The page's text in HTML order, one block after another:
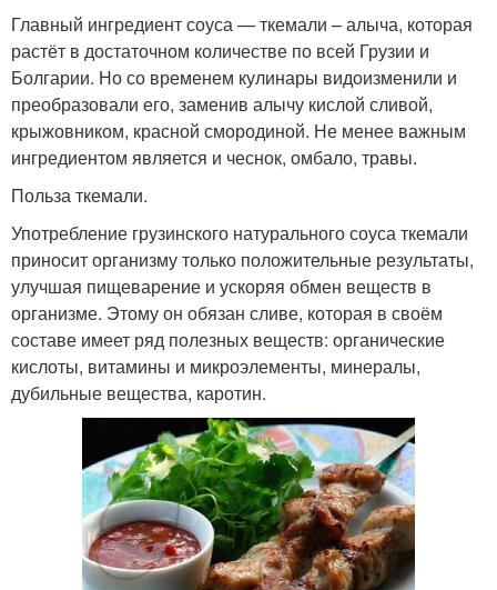
Главный ингредиент соуса — ткемали – алыча, которая
растёт в достаточном количестве по всей Грузии и
Болгарии. Но со временем кулинары видоизменили и
преобразовали его, заменив алычу кислой сливой,
крыжовником, красной смородиной. Не менее важным
ингредиентом является и чеснок, омбало, травы.
Польза ткемали.
Употребление грузинского натурального соуса ткемали
приносит организму только положительные результаты,
улучшая пищеварение и ускоряя обмен веществ в
организме. Этому он обязан сливе, которая в своём
составе имеет ряд полезных веществ: органические
кислоты, витамины и микроэлементы, минералы,
дубильные вещества, каротин.